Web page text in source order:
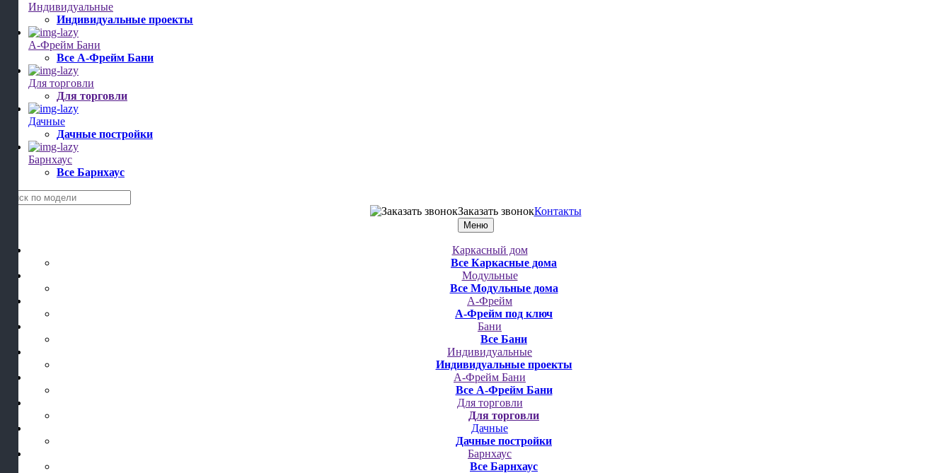
Индивидуальные
Индивидуальные проекты
А-Фрейм Бани
Все А-Фрейм Бани
Для торговли
Для торговли
Дачные
Дачные постройки
Барнхаус
Все Барнхаус
Заказать звонокКонтакты
Меню
Каркасный дом
Все Каркасные дома
Модульные
Все Модульные дома
А-Фрейм
А-Фрейм под ключ
Бани
Все Бани
Индивидуальные
Индивидуальные проекты
А-Фрейм Бани
Все А-Фрейм Бани
Для торговли
Для торговли
Дачные
Дачные постройки
Барнхаус
Все Барнхаус